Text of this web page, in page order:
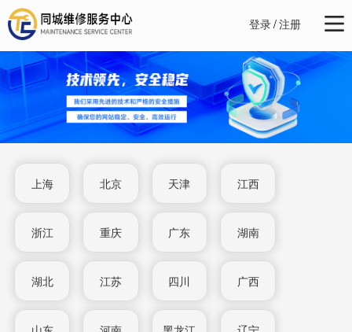
登录/注册
上海 北京 天津 江西
浙江 重庆 广东 湖南
湖北 江苏 四川 广西